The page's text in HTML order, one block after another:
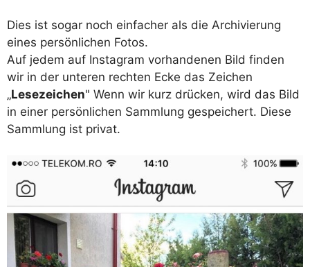
Dies ist sogar noch einfacher als die Archivierung
eines persönlichen Fotos.
Auf jedem auf Instagram vorhandenen Bild finden
wir in der unteren rechten Ecke das Zeichen
„Lesezeichen" Wenn wir kurz drücken, wird das Bild
in einer persönlichen Sammlung gespeichert. Diese
Sammlung ist privat.